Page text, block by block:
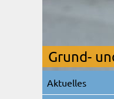
Grund-
Navigation
überspringen
Aktuelles